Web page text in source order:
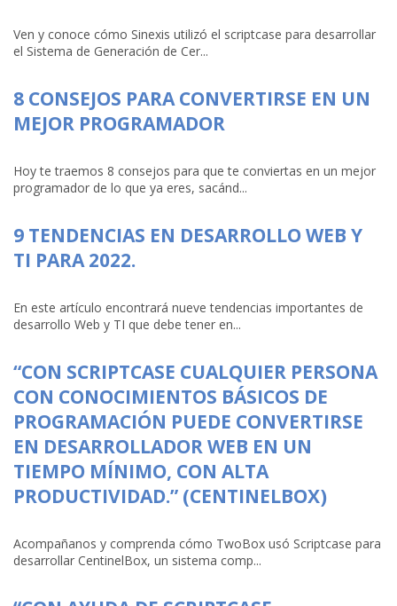
Ven y conoce cómo Sinexis utilizó el scriptcase para desarrollar
el Sistema de Generación de Cer...
8 CONSEJOS PARA CONVERTIRSE EN UN
MEJOR PROGRAMADOR
Hoy te traemos 8 consejos para que te conviertas en un mejor
programador de lo que ya eres, sacánd...
9 TENDENCIAS EN DESARROLLO WEB Y
TI PARA 2022.
En este artículo encontrará nueve tendencias importantes de
desarrollo Web y TI que debe tener en...
“CON SCRIPTCASE CUALQUIER PERSONA
CON CONOCIMIENTOS BÁSICOS DE
PROGRAMACIÓN PUEDE CONVERTIRSE
EN DESARROLLADOR WEB EN UN
TIEMPO MÍNIMO, CON ALTA
PRODUCTIVIDAD.” (CENTINELBOX)
Acompañanos y comprenda cómo TwoBox usó Scriptcase para
desarrollar CentinelBox, un sistema comp...